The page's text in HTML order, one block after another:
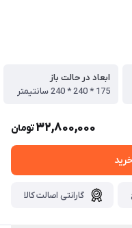
ابعاد در حالت باز
175 * 240 * 240 سانتيمتر
32,800,000تومان
گارانتی اصالت کالا